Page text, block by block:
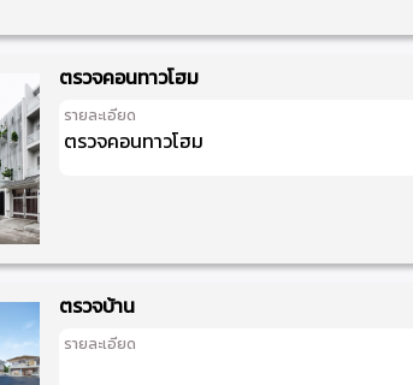
ตรวจคอนทาวโฮม
รายละเอียด
ตรวจคอนทาวโฮม
ตรวจบ้าน
รายละเอียด